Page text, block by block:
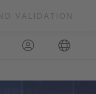
VALIDATION